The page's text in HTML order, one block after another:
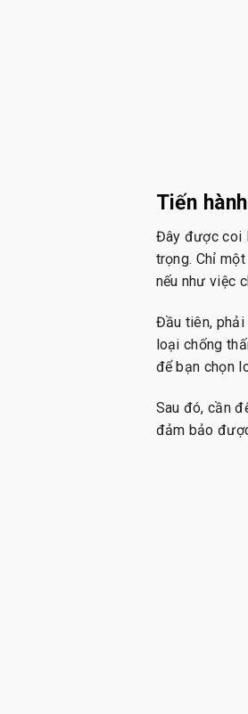
Tiến
Đây được coi
trọng. Chỉ
nếu như việc
Đầu tiên, phải
loại chống
để bạn chọn
Sau đó, cần
đảm bảo